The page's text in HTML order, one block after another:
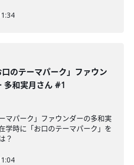
口のテーマパーク」ファウン
多和実月さん #1
マパーク」ファウンダーの多和実
学時に「お口のテーマパーク」を
？